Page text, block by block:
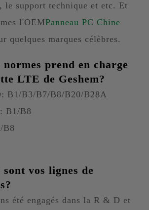
le support technique et etc. Et
l'OEMPanneau PC Chine
quelques marques célèbres.
normes prend en charge
LTE de Geshem?
B1/B3/B7/B8/B20/B28A
B1/B8
B8
sont vos lignes de
été engagés dans la R & D et